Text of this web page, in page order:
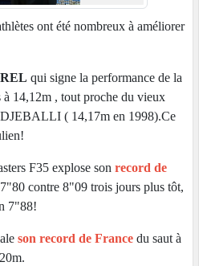
ont été nombreux à améliorer
qui signe la performance de la
à 14,12m , tout proche du vieux
( 14,17m en 1998).Ce
F35 explose son record de
contre 8"09 trois jours plus tôt,
7"88!
son record de France du saut à